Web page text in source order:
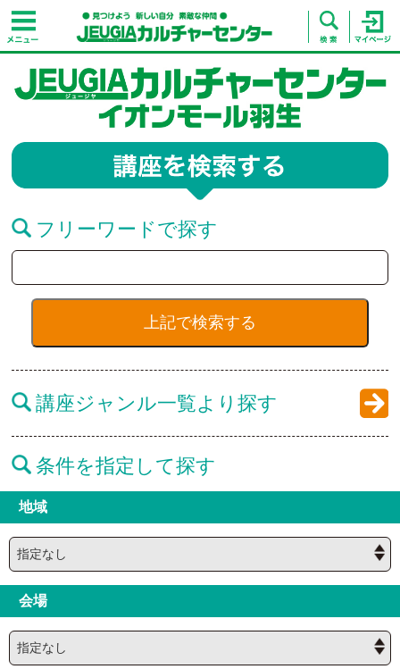
フリーワードで探す
講座ジャンル一覧より探す
条件を指定して探す
地域
会場